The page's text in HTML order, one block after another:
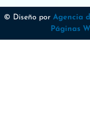
© Diseño por Agencia
Páginas